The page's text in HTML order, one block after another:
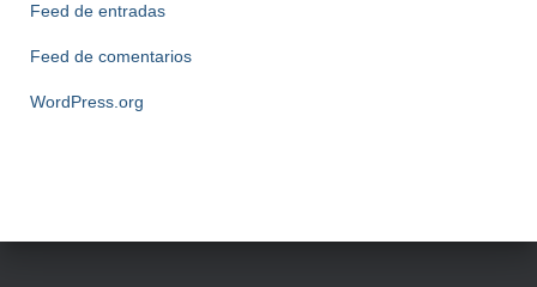
Feed de entradas
Feed de comentarios
WordPress.org